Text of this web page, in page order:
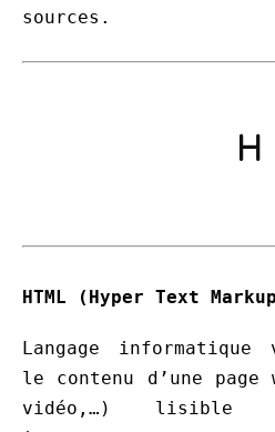
sources.
H
HTML (Hyper Text
Langage
le contenu d’une
vidéo,…) lisible